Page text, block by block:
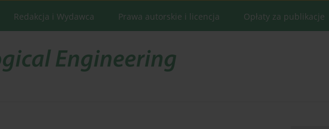
Redakcja i Wydawca Prawa autorskie i licencja Opłaty za publikacje